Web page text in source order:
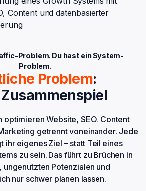
Problem. Du hast ein System-
Problem.
Problem:
optimieren Website, SEO, Content
getrennt voneinander. Jede
ihr eigenes Ziel – statt Teil eines
zu sein. Das führt zu Brüchen in
ungenutzten Potenzialen und
nur schwer planen lassen.